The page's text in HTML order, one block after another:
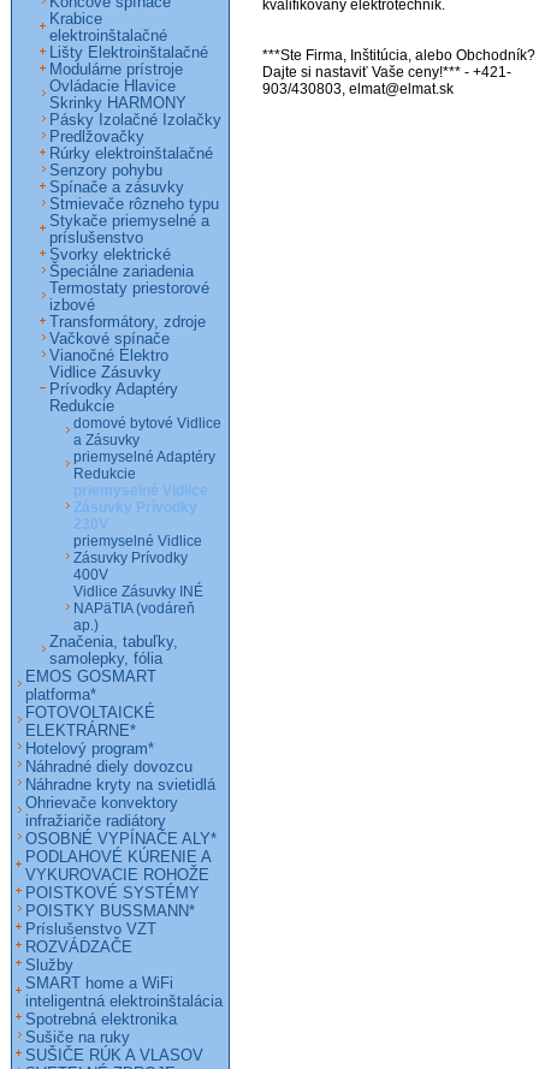
kvalifikovaný elektrotechnik.
***Ste Firma, Inštitúcia, alebo Obchodník?
Dajte si nastaviť Vaše ceny!*** - +421-
903/430803, elmat@elmat.sk
Krabice
elektroinštalačné
Lišty Elektroinštalačné
Modulárne prístroje
Ovládacie Hlavice
Skrinky HARMONY
Pásky Izolačné Izolačky
Predlžovačky
Rúrky elektroinštalačné
Senzory pohybu
Spínače a zásuvky
Stmievače rôzneho typu
Stykače priemyselné a
príslušenstvo
Svorky elektrické
Špeciálne zariadenia
Termostaty priestorové
izbové
Transformátory, zdroje
Vačkové spínače
Vianočné Elektro
Vidlice Zásuvky
Prívodky Adaptéry
Redukcie
domové bytové Vidlice
a Zásuvky
priemyselné Adaptéry
Redukcie
priemyselné Vidlice
Zásuvky Prívodky
230V
priemyselné Vidlice
Zásuvky Prívodky
400V
Vidlice Zásuvky INÉ
NAPäTIA (vodáreň
ap.)
Značenia, tabuľky,
samolepky, fólia
EMOS GOSMART
platforma*
FOTOVOLTAICKÉ
ELEKTRÁRNE*
Hotelový program*
Náhradné diely dovozcu
Náhradne kryty na svietidlá
Ohrievače konvektory
infražiariče radiátory
OSOBNÉ VYPÍNAČE ALY*
PODLAHOVÉ KÚRENIE A
VYKUROVACIE ROHOŽE
POISTKOVÉ SYSTÉMY
POISTKY BUSSMANN*
Príslušenstvo VZT
ROZVÁDZAČE
Služby
SMART home a WiFi
inteligentná elektroinštalácia
Spotrebná elektronika
Sušiče na ruky
SUŠIČE RÚK A VLASOV